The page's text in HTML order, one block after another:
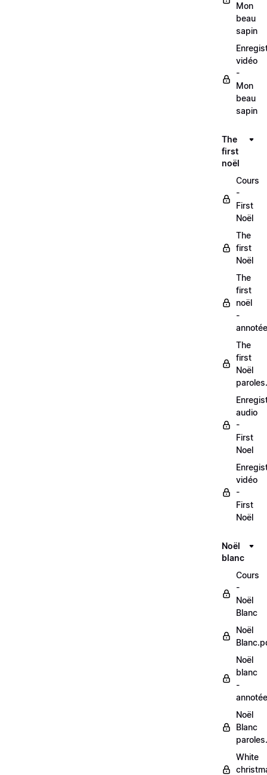
Mon
beau
sapin
vidéo
-
Mon
beau
sapin
The
first
noël
Cours
-
First
Noël
The
first
Noël
The
first
noël
-
The
first
Noël
audio
-
First
Noel
vidéo
-
First
Noël
Noël
blanc
Cours
-
Noël
Blanc
Noël
Noël
blanc
-
Noël
Blanc
White